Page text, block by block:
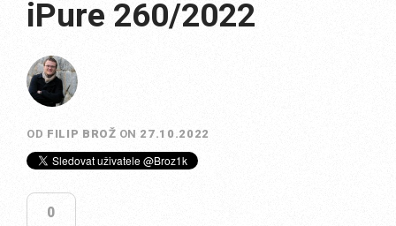
iPure 260/2022
OD FILIP BROŽ ON 27.10.2022
0